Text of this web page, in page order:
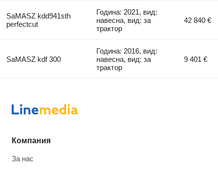
SaMASZ kdd941sth
perfectcut
Година: 2021, вид:
навесна, вид: за
трактор
42 840 €
SaMASZ kdf 300
Година: 2016, вид:
навесна, вид: за
трактор
9 401 €
Компания
За нас